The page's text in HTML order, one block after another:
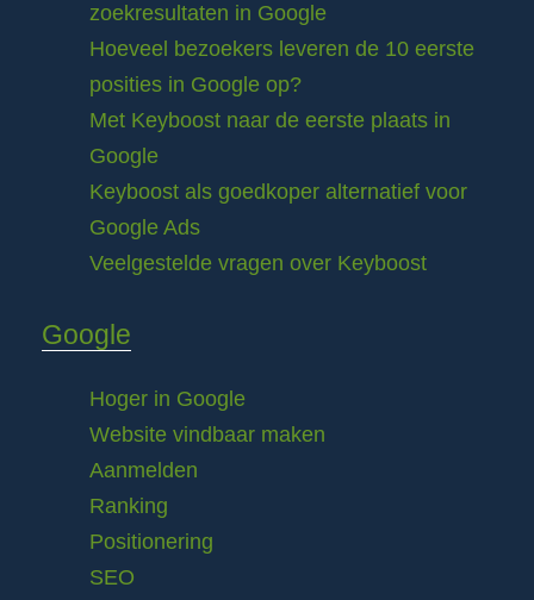
zoekresultaten in Google
Hoeveel bezoekers leveren de 10 eerste
posities in Google op?
Met Keyboost naar de eerste plaats in
Google
Keyboost als goedkoper alternatief voor
Google Ads
Veelgestelde vragen over Keyboost
Google
Hoger in Google
Website vindbaar maken
Aanmelden
Ranking
Positionering
SEO